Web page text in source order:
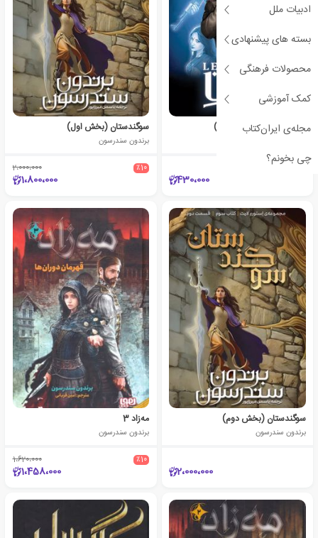
ادبیات ملل
بسته های پیشنهادی
محصولات فرهنگی
کمک آموزشی
مجله‌ی ایران‌کتاب
چی بخونم؟
لژیون (3 کتاب در یک جلد)
430،000
سوگندستان (بخش اول)
برندون سندرسون
٪10 2،000،000
1،800،000
سوگندستان (بخش دوم)
برندون سندرسون
2،000،000
مه‌زاد 3
برندون سندرسون
٪10 1،620،000
1،458،000